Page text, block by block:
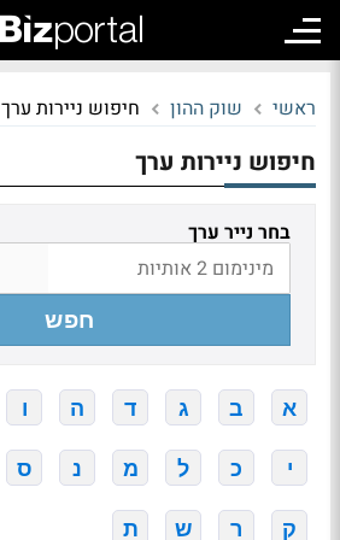
ראשי שוק ההון חיפוש ניירות ערך
חיפוש ניירות ערך
בחר נייר ערך
חפש
א ב ג ד ה ו
י כ ל מ נ ס
ק ר ש ת